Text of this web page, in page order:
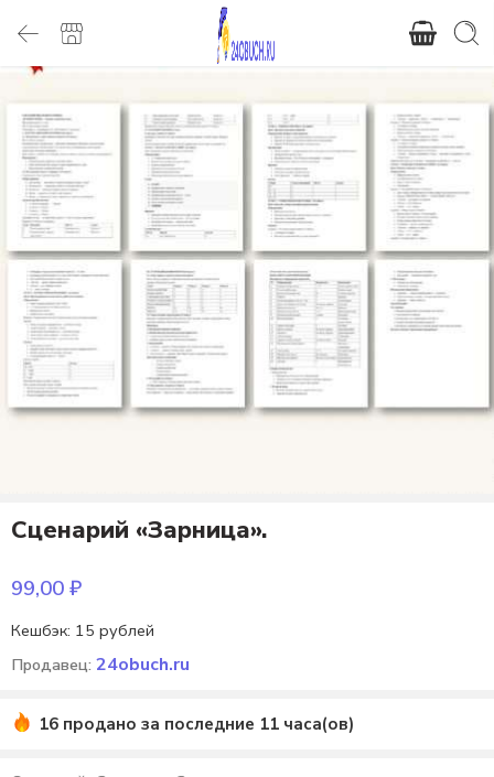
Сценарий «Зарница».
99,00₽
Кешбэк: 15 рублей
Продавец: 24obuch.ru
16 продано за последние 11 часа(ов)